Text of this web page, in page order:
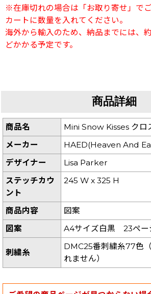
※在庫切れの場合は「お取り寄せ」でご
カートに数量を入れてください。
海外から輸入のため、納品までには、
どかかる予定です。
商品詳細
商品名
Mini Snow Kisses クロ
メーカー
HAED(Heaven And
デザイナー
Lisa Parker
ステッチカウ
ント
245 W x 325 H
商品内容
図案
図案
A4サイズ白黒 23ペー
刺繍糸
DMC25番刺繍糸77色
れません）